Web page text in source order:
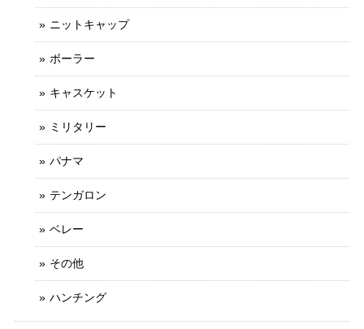
ニットキャップ
ボーラー
キャスケット
ミリタリー
パナマ
テンガロン
ベレー
その他
ハンチング